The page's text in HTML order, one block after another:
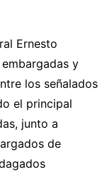
Ernesto
y
los señalados
el principal
junto a
de